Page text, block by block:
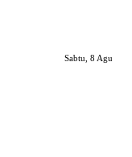
Sabtu, 8 Agu